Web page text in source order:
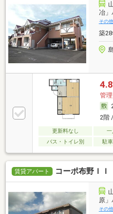
冶」
その
築
管
2階
更新料なし 一
バス・トイレ別
駐
賃貸アパート コーポ布野ＩＩ
原」
その